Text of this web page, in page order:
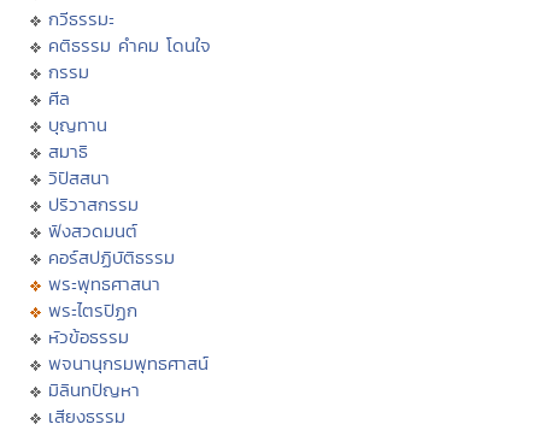
กวีธรรมะ
คติธรรม คำคม โดนใจ
กรรม
ศีล
บุญทาน
สมาธิ
วิปัสสนา
ปริวาสกรรม
ฟังสวดมนต์
คอร์สปฏิบัติธรรม
พระพุทธศาสนา
พระไตรปิฏก
หัวข้อธรรม
พจนานุกรมพุทธศาสน์
มิลินทปัญหา
เสียงธรรม